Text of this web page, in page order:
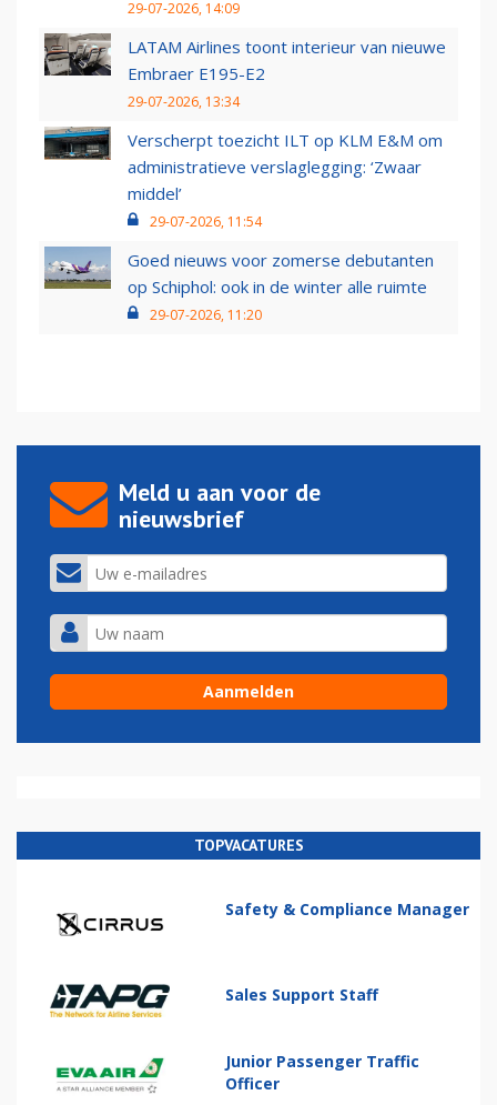
29-07-2026, 14:09
LATAM Airlines toont interieur van nieuwe
Embraer E195-E2
29-07-2026, 13:34
Verscherpt toezicht ILT op KLM E&M om
administratieve verslaglegging: ‘Zwaar
middel’
29-07-2026, 11:54
Goed nieuws voor zomerse debutanten
op Schiphol: ook in de winter alle ruimte
29-07-2026, 11:20
Meld u aan voor de
nieuwsbrief
TOPVACATURES
Safety & Compliance Manager
Sales Support Staff
Junior Passenger Traffic
Officer